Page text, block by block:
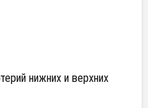
нижних и верхних